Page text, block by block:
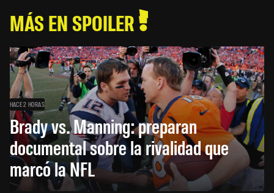
MÁS EN SPOILER
HACE 2 HORAS
Brady vs. Manning: preparan
documental sobre la rivalidad que
marcó la NFL